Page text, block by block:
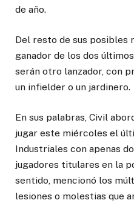
de año.
Del resto de sus posibles
ganador de los dos
serán otro lanzador, con
un infielder o un jardinero.
En sus palabras, Civil
jugar este miércoles el
Industriales con apenas
jugadores titulares en la
sentido, mencionó los
lesiones o molestias que